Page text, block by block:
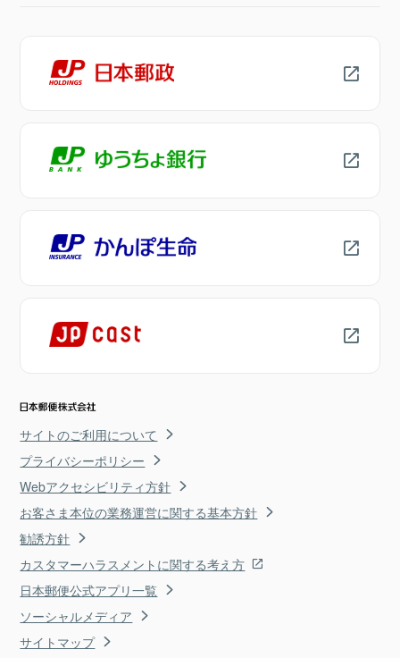
サイトのご利用について
プライバシーポリシー
Webアクセシビリティ方針
お客さま本位の業務運営に関する基本方針
勧誘方針
カスタマーハラスメントに関する考え方
日本郵便公式アプリ一覧
ソーシャルメディア
サイトマップ